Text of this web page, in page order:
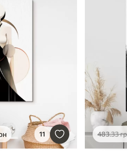
11 483.33